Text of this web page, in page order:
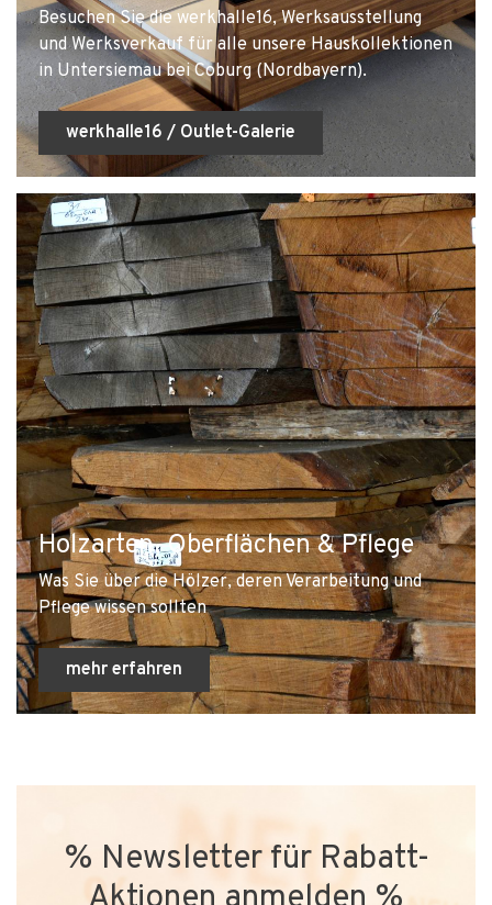
Besuchen Sie die werkhalle16, Werksausstellung
und Werksverkauf für alle unsere Hauskollektionen
in Untersiemau bei Coburg (Nordbayern).
werkhalle16 / Outlet-Galerie
Holzarten, Oberflächen & Pflege
Was Sie über die Hölzer, deren Verarbeitung und
Pflege wissen sollten
mehr erfahren
% Newsletter für Rabatt-